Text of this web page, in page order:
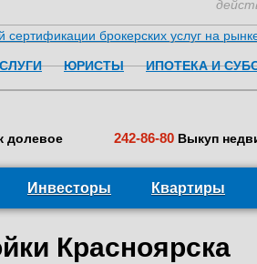
ЮРИСТЫ ИПОТЕКА И
долевое 242-86-80 Выкуп
Инвесторы Квартиры
Красноярска